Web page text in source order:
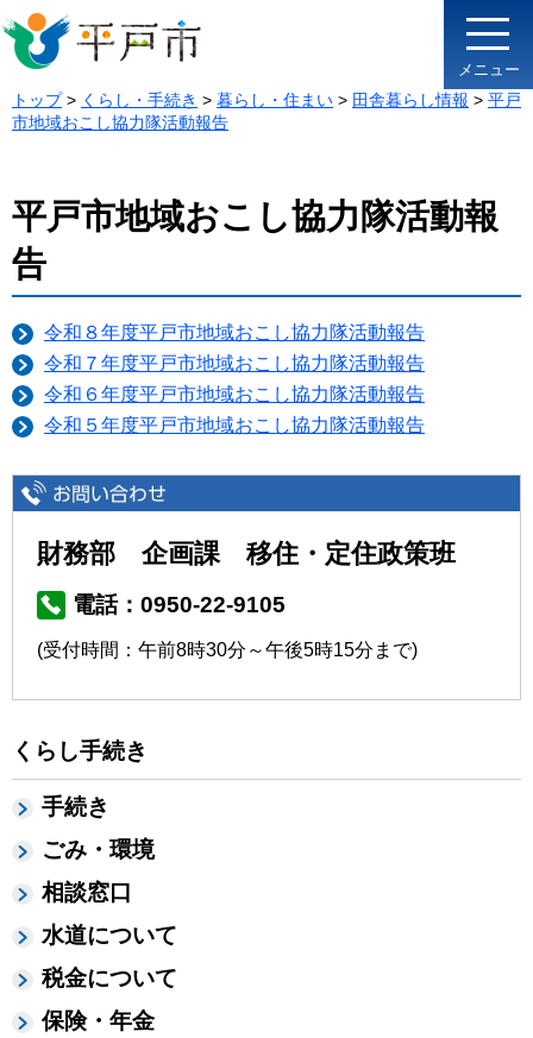
メニュー
トップ> くらし・手続き > 暮らし・住まい > 田舎暮らし情報 > 平戸
市地域おこし協力隊活動報告
くらし手続き
手続き
ごみ・環境
相談窓口
水道について
税金について
保険・年金
平戸市地域おこし協力隊活動報
告
令和８年度平戸市地域おこし協力隊活動報告
令和７年度平戸市地域おこし協力隊活動報告
令和６年度平戸市地域おこし協力隊活動報告
令和５年度平戸市地域おこし協力隊活動報告
財務部 企画課 移住・定住政策班
電話：0950-22-9105
(受付時間：午前8時30分～午後5時15分まで)